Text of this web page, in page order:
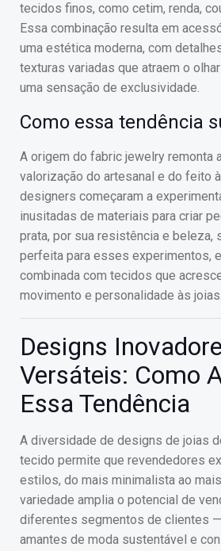
tecidos finos, como cetim, renda,
Essa combinação resulta em
uma estética moderna, com
texturas variadas que atraem o
uma sensação de exclusividade.
Como essa tendência
A origem do fabric jewelry remonta
valorização do artesanal e do feito
designers começaram a
inusitadas de materiais para criar
prata, por sua resistência e beleza,
perfeita para esses experimentos,
combinada com tecidos que
movimento e personalidade às joias.
Designs
Versáteis: Como
Essa Tendência
A diversidade de designs de joias
tecido permite que revendedores
estilos, do mais minimalista ao
variedade amplia o potencial de
diferentes segmentos de clientes
amantes de moda sustentável e